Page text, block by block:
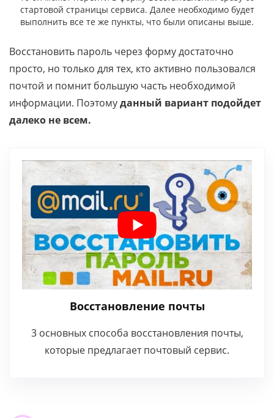
стартовой страницы сервиса. Далее необходимо будет
выполнить все те же пункты, что были описаны выше.
Восстановить пароль через форму достаточно
просто, но только для тех, кто активно пользовался
почтой и помнит большую часть необходимой
информации. Поэтомуданный вариант подойдет
далеко не всем.
Восстановление почты
3 основных способа восстановления почты,
которые предлагает почтовый сервис.